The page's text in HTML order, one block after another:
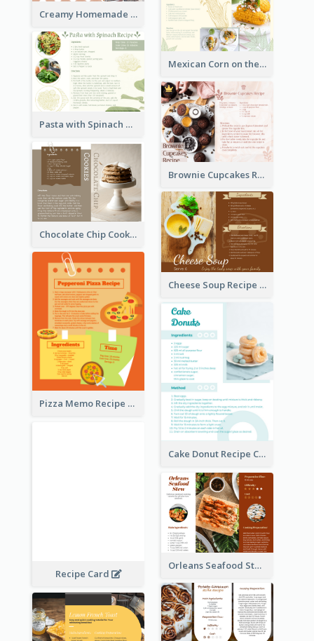
Creamy Homemade Tomato Soup Recipe
Mexican Corn on the Cob Recipe Card
Pasta with Spinach Recipe Card
Brownie Cupcakes Recipe Card
Chocolate Chip Cookies Recipe Card
Cheese Soup Recipe Card
Pizza Memo Recipe Card
Cake Donut Recipe Card
Recipe Card
Orleans Seafood Stew Recipe Card